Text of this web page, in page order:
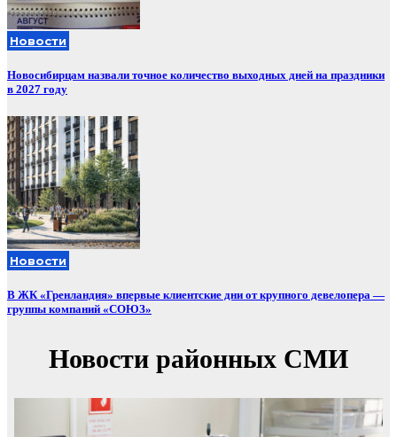
Новости
Новосибирцам назвали точное количество выходных дней на праздники
в 2027 году
Новости
В ЖК «Гренландия» впервые клиентские дни от крупного девелопера —
группы компаний «СОЮЗ»